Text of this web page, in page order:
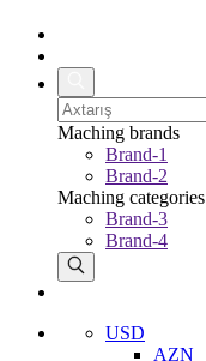
Maching brands
Brand-1
Brand-2
Maching categories
Brand-3
Brand-4
USD
AZN